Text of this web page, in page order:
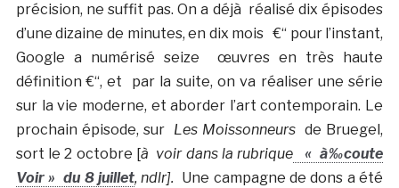
précision, ne suffit pas. On a déjà réalisé dix épisodes
d’une dizaine de minutes, en dix mois €“ pour l’instant,
Google a numérisé seize œuvres en très haute
définition €“, et par la suite, on va réaliser une série
sur la vie moderne, et aborder l’art contemporain. Le
prochain épisode, sur Les Moissonneursde Bruegel,
sort le 2 octobre [à voir dans la rubrique « à‰coute
Voir » du 8 juillet, ndlr]. Une campagne de dons a été